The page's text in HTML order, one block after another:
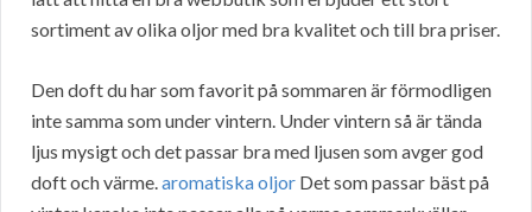
sortiment av olika oljor med bra kvalitet och till bra priser.
Den doft du har som favorit på sommaren är förmodligen
inte samma som under vintern. Under vintern så är tända
ljus mysigt och det passar bra med ljusen som avger god
doft och värme.aromatiska oljor Det som passar bäst på